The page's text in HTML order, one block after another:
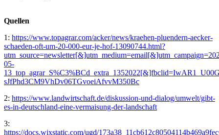
Quellen
1: https://www.topagrar.com/acker/news/kraehen-pluendern-aecker-
schaeden-oft-um-20-000-eur-je-hof-13090744.html?
05-
sJfPhd3CM9VhDv06TGvoeiAfvvM350Bc
2: https://www.landwirtschaft.de/diskussion-und-dialog/umwelt/gibt-
es-in-deutschland-eine-vermaisung-der-landschaft
3:
https://docs.wixstatic.com/ugd/